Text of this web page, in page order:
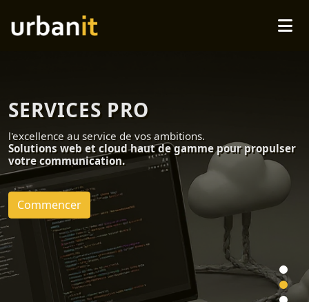
SERVICES PRO
l'excellence au service de vos ambitions.
Solutions web et cloud haut de gamme pour propulser
votre communication.
Commencer